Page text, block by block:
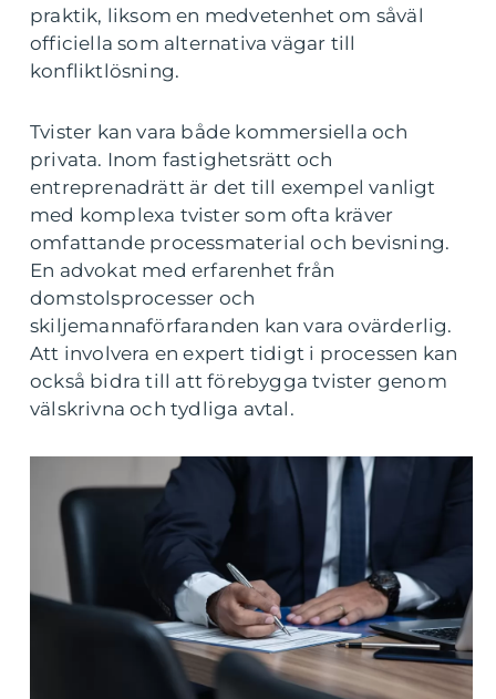
praktik, liksom en medvetenhet om såväl
officiella som alternativa vägar till
konfliktlösning.
Tvister kan vara både kommersiella och
privata. Inom fastighetsrätt och
entreprenadrätt är det till exempel vanligt
med komplexa tvister som ofta kräver
omfattande processmaterial och bevisning.
En advokat med erfarenhet från
domstolsprocesser och
skiljemannaförfaranden kan vara ovärderlig.
Att involvera en expert tidigt i processen kan
också bidra till att förebygga tvister genom
välskrivna och tydliga avtal.